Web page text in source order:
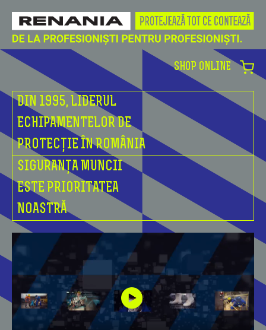
SHOP ONLINE
DIN 1995, LIDERUL
ECHIPAMENTELOR DE
PROTECȚIE ÎN ROMÂNIA
SIGURANȚA MUNCII
ESTE PRIORITATEA
NOASTRĂ